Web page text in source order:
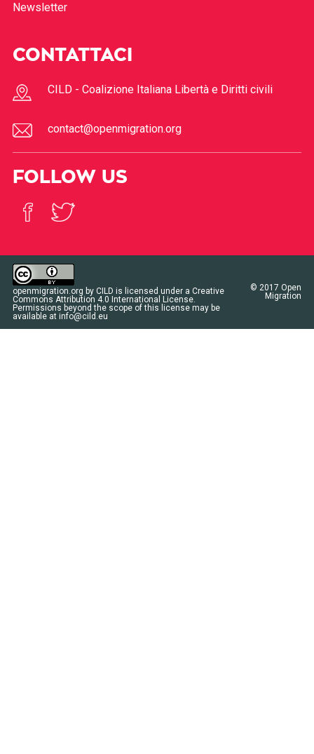
Newsletter
CONTATTACI
CILD - Coalizione Italiana Libertà e Diritti civili
contact@openmigration.org
FOLLOW US
openmigration.org by CILD is licensed under a Creative
Commons Attribution 4.0 International License.
Permissions beyond the scope of this license may be
available at info@cild.eu
© 2017 Open
Migration